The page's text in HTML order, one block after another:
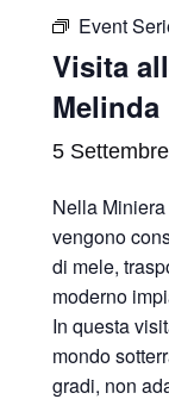
Event
Visita
Melinda
5
Nella
vengono
di mele,
moderno
In questa
mondo
gradi, non